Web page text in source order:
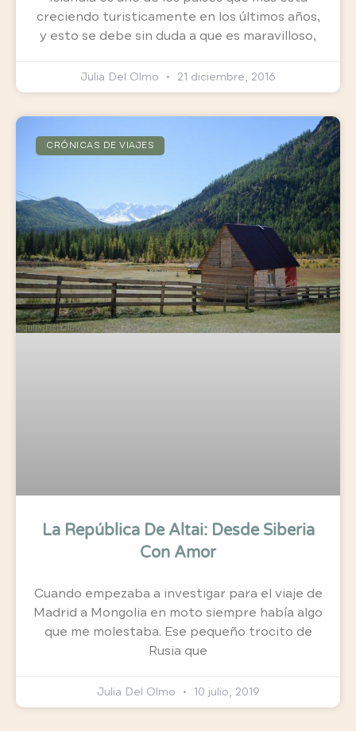
creciendo turisticamente en los últimos años,
y esto se debe sin duda a que es maravilloso,
Julia Del Olmo 21 diciembre, 2016
CRÓNICAS DE VIAJES
La República De Altai: Desde Siberia
Con Amor
Cuando empezaba a investigar para el viaje de
Madrid a Mongolia en moto siempre había algo
que me molestaba. Ese pequeño trocito de
Rusia que
Julia Del Olmo 10 julio, 2019